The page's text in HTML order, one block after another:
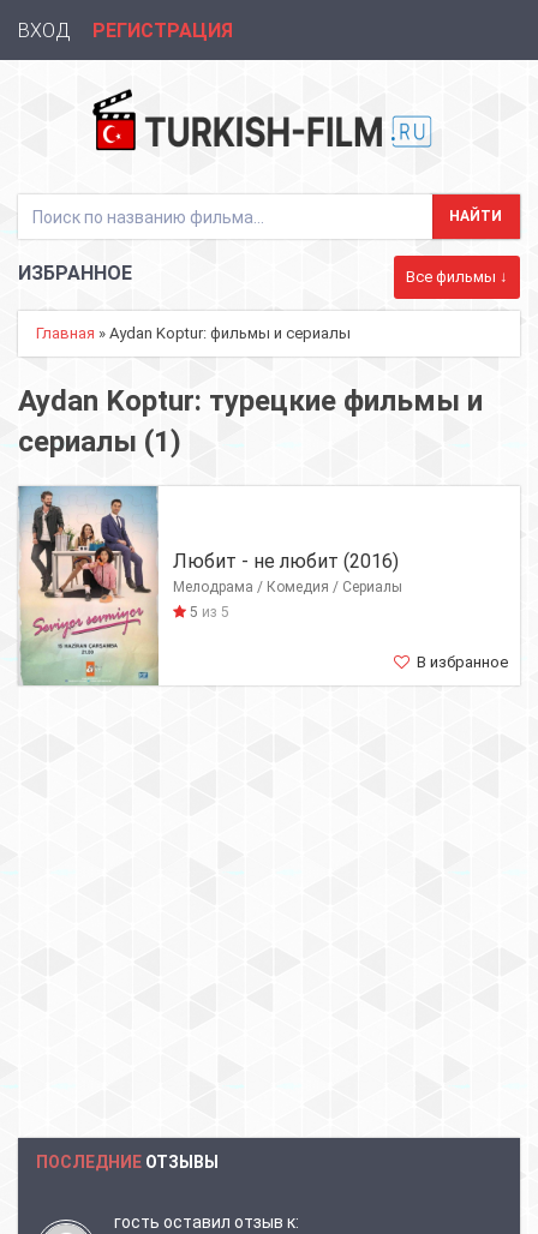
ВХОД РЕГИСТРАЦИЯ
ИЗБРАННОЕ Все фильмы ↓
Главная » Aydan Koptur: фильмы и сериалы
Aydan Koptur: турецкие фильмы и
сериалы (1)
Любит - не любит (2016)
Мелодрама / Комедия / Сериалы
5 из 5
В избранное
ПОСЛЕДНИЕ ОТЗЫВЫ
гость оставил отзыв к: